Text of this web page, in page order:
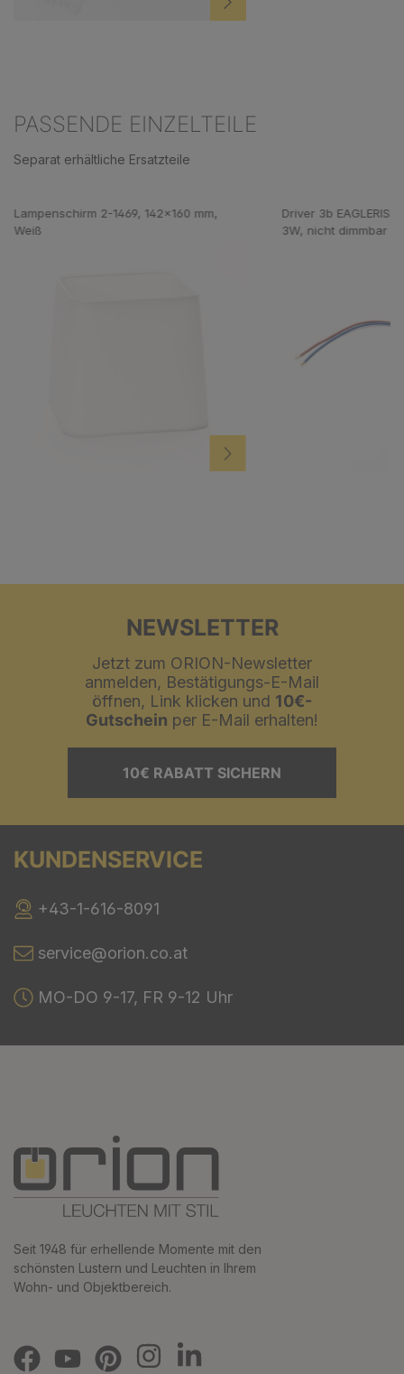
PASSENDE EINZELTEILE
Separat erhältliche Ersatzteile
Lampenschirm 2-1469, 142x160 mm,
Weiß
Driver 3b
3W, nicht dimmbar
NEWSLETTER
Jetzt zum ORION-Newsletter
anmelden, Bestätigungs-E-Mail
öffnen, Link klicken und 10€-
Gutschein per E-Mail erhalten!
10€ RABATT SICHERN
KUNDENSERVICE
+43-1-616-8091
service@orion.co.at
MO-DO 9-17, FR 9-12 Uhr
Seit 1948 für erhellende Momente mit den
schönsten Lustern und Leuchten in Ihrem
Wohn- und Objektbereich.